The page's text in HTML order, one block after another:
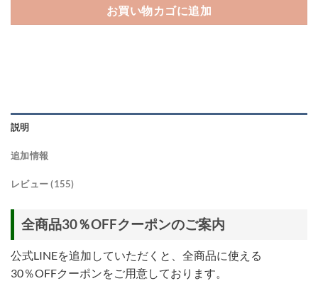
お買い物カゴに追加
説明
追加情報
レビュー (155)
全商品30％OFFクーポンのご案内
公式LINEを追加していただくと、全商品に使える
30％OFFクーポンをご用意しております。